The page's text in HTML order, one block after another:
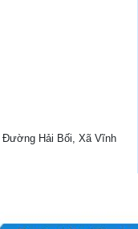
Đường Hải Bối, Xã Vĩnh